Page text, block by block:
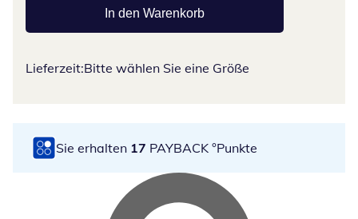
In den Warenkorb
Lieferzeit:Bitte wählen Sie eine Größe
Sie erhalten 17 PAYBACK °Punkte